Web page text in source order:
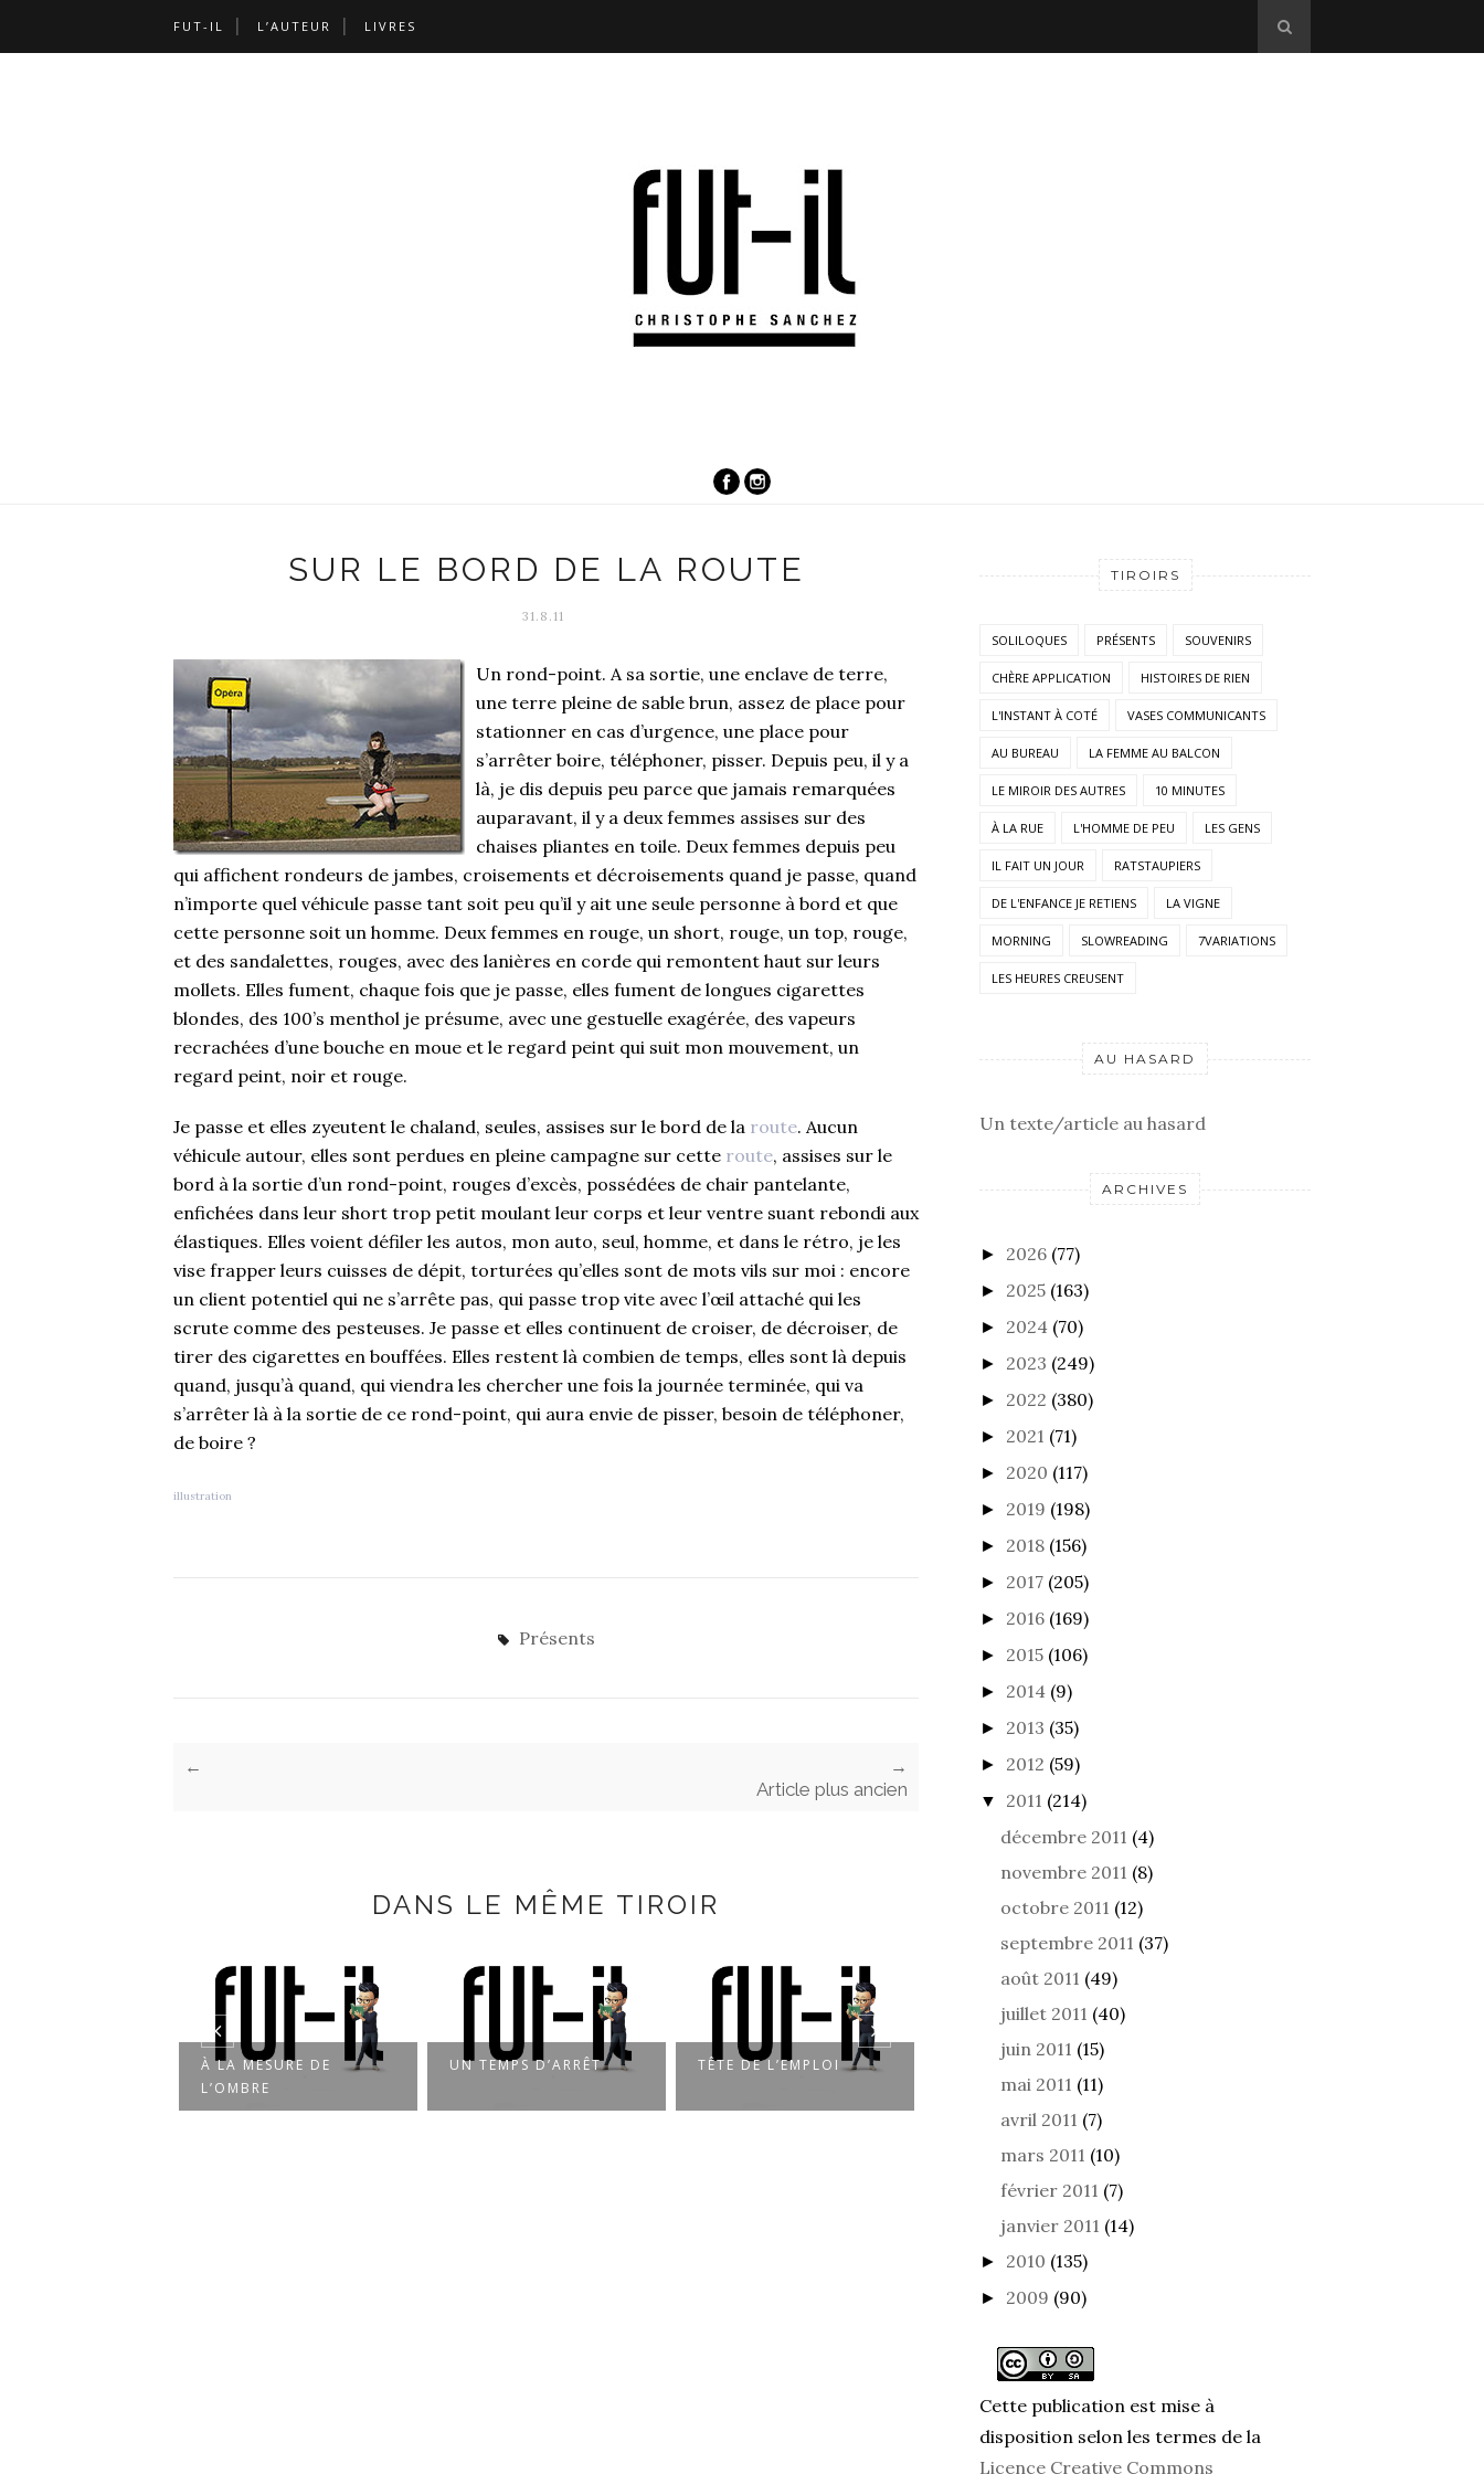
FUT-IL L’AUTEUR LIVRES
SUR LE BORD DE LA ROUTE
31.8.11
Un rond-point. A sa sortie, une enclave de terre,
une terre pleine de sable brun, assez de place pour
stationner en cas d’urgence, une place pour
s’arrêter boire, téléphoner, pisser. Depuis peu, il y a
là, je dis depuis peu parce que jamais remarquées
auparavant, il y a deux femmes assises sur des
chaises pliantes en toile. Deux femmes depuis peu
qui affichent rondeurs de jambes, croisements et décroisements quand je passe, quand
n’importe quel véhicule passe tant soit peu qu’il y ait une seule personne à bord et que
cette personne soit un homme. Deux femmes en rouge, un short, rouge, un top, rouge,
et des sandalettes, rouges, avec des lanières en corde qui remontent haut sur leurs
mollets. Elles fument, chaque fois que je passe, elles fument de longues cigarettes
blondes, des 100’s menthol je présume, avec une gestuelle exagérée, des vapeurs
recrachées d’une bouche en moue et le regard peint qui suit mon mouvement, un
regard peint, noir et rouge.
Je passe et elles zyeutent le chaland, seules, assises sur le bord de la route. Aucun
véhicule autour, elles sont perdues en pleine campagne sur cette route, assises sur le
bord à la sortie d’un rond-point, rouges d’excès, possédées de chair pantelante,
enfichées dans leur short trop petit moulant leur corps et leur ventre suant rebondi aux
élastiques. Elles voient défiler les autos, mon auto, seul, homme, et dans le rétro, je les
vise frapper leurs cuisses de dépit, torturées qu’elles sont de mots vils sur moi : encore
un client potentiel qui ne s’arrête pas, qui passe trop vite avec l’œil attaché qui les
scrute comme des pesteuses. Je passe et elles continuent de croiser, de décroiser, de
tirer des cigarettes en bouffées. Elles restent là combien de temps, elles sont là depuis
quand, jusqu’à quand, qui viendra les chercher une fois la journée terminée, qui va
s’arrêter là à la sortie de ce rond-point, qui aura envie de pisser, besoin de téléphoner,
de boire ?
illustration
Présents
← →
Article plus ancien
DANS LE MÊME TIROIR
À LA MESURE DE
L’OMBRE
UN TEMPS D’ARRÊT TÊTE DE L’EMPLOI AU BISTROT
TIROIRS
SOLILOQUES PRÉSENTS SOUVENIRS
CHÈRE APPLICATION HISTOIRES DE RIEN
L'INSTANT À COTÉ VASES COMMUNICANTS
AU BUREAU LA FEMME AU BALCON
LE MIROIR DES AUTRES 10 MINUTES
À LA RUE L'HOMME DE PEU LES GENS
IL FAIT UN JOUR RATSTAUPIERS
DE L'ENFANCE JE RETIENS LA VIGNE
MORNING SLOWREADING 7VARIATIONS
LES HEURES CREUSENT
AU HASARD
Un texte/article au hasard
ARCHIVES
► 2026 (77)
► 2025 (163)
► 2024 (70)
► 2023 (249)
► 2022 (380)
► 2021 (71)
► 2020 (117)
► 2019 (198)
► 2018 (156)
► 2017 (205)
► 2016 (169)
► 2015 (106)
► 2014 (9)
► 2013 (35)
► 2012 (59)
▼ 2011 (214)
décembre 2011 (4)
novembre 2011 (8)
octobre 2011 (12)
septembre 2011 (37)
août 2011 (49)
juillet 2011 (40)
juin 2011 (15)
mai 2011 (11)
avril 2011 (7)
mars 2011 (10)
février 2011 (7)
janvier 2011 (14)
► 2010 (135)
► 2009 (90)
Cette publication est mise à
disposition selon les termes de la
Licence Creative Commons